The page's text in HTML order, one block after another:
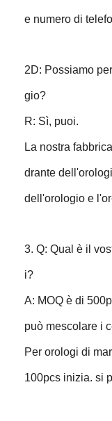
e numero di
2D: Possiamo
gio?
R: Sì, puoi.
La nostra
drante
dell'orologio e
3. Q: Qual è il
i?
A: MOQ è di
può mescolare i
Per orologi di
100pcs inizia. si